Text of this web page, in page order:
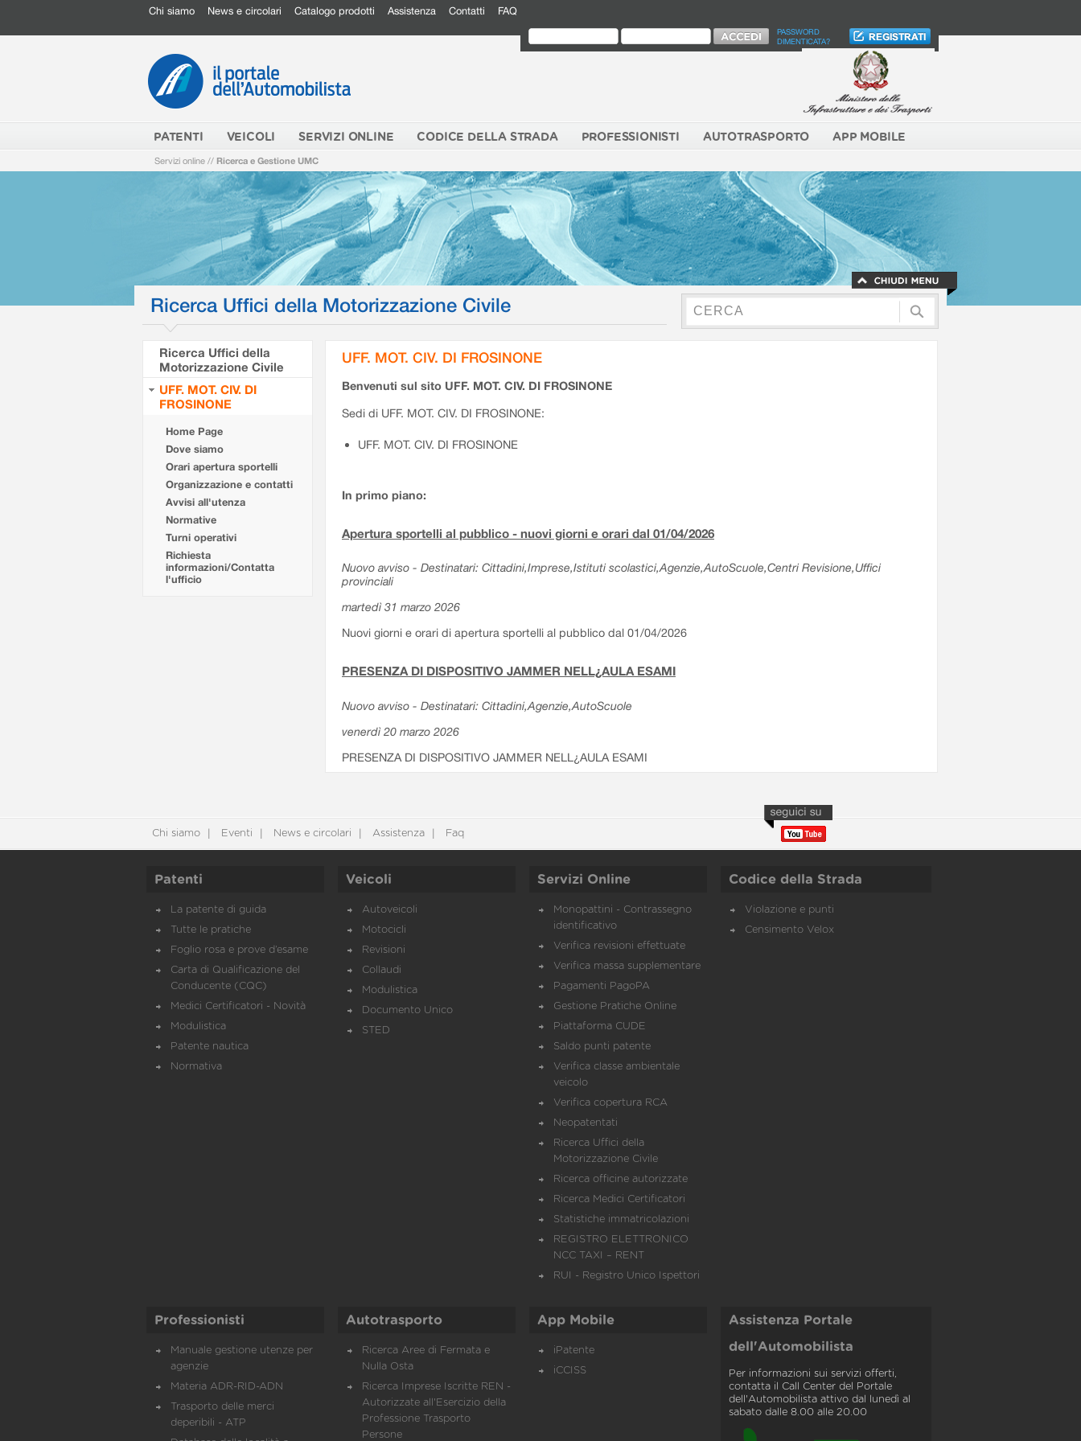
Chi siamo News e circolari Catalogo prodotti Assistenza Contatti FAQ
PASSWORD
DIMENTICATA?
PATENTI VEICOLI SERVIZI ONLINE CODICE DELLA STRADA PROFESSIONISTI AUTOTRASPORTO APP MOBILE
Servizi online // Ricerca e Gestione UMC
Ricerca Uffici della Motorizzazione Civile
Ricerca Uffici della
Motorizzazione Civile
UFF. MOT. CIV. DI
FROSINONE
Home Page
Dove siamo
Orari apertura sportelli
Organizzazione e contatti
Avvisi all'utenza
Normative
Turni operativi
Richiesta
informazioni/Contatta
l'ufficio
UFF. MOT. CIV. DI FROSINONE
Benvenuti sul sito UFF. MOT. CIV. DI FROSINONE
Sedi di UFF. MOT. CIV. DI FROSINONE:
UFF. MOT. CIV. DI FROSINONE
In primo piano:
Apertura sportelli al pubblico - nuovi giorni e orari dal 01/04/2026
Nuovo avviso - Destinatari: Cittadini,Imprese,Istituti scolastici,Agenzie,AutoScuole,Centri Revisione,Uffici
provinciali
martedì 31 marzo 2026
Nuovi giorni e orari di apertura sportelli al pubblico dal 01/04/2026
PRESENZA DI DISPOSITIVO JAMMER NELL¿AULA ESAMI
Nuovo avviso - Destinatari: Cittadini,Agenzie,AutoScuole
venerdì 20 marzo 2026
PRESENZA DI DISPOSITIVO JAMMER NELL¿AULA ESAMI
Chi siamo Eventi News e circolari Assistenza Faq
Patenti
La patente di guida
Tutte le pratiche
Foglio rosa e prove d’esame
Carta di Qualificazione del
Conducente (CQC)
Medici Certificatori - Novità
Modulistica
Patente nautica
Normativa
Veicoli
Autoveicoli
Motocicli
Revisioni
Collaudi
Modulistica
Documento Unico
STED
Servizi Online
Monopattini - Contrassegno
identificativo
Verifica revisioni effettuate
Verifica massa supplementare
Pagamenti PagoPA
Gestione Pratiche Online
Piattaforma CUDE
Saldo punti patente
Verifica classe ambientale
veicolo
Verifica copertura RCA
Neopatentati
Ricerca Uffici della
Motorizzazione Civile
Ricerca officine autorizzate
Ricerca Medici Certificatori
Statistiche immatricolazioni
REGISTRO ELETTRONICO
NCC TAXI – RENT
RUI - Registro Unico Ispettori
Codice della Strada
Violazione e punti
Censimento Velox
Professionisti
Manuale gestione utenze per
agenzie
Materia ADR-RID-ADN
Trasporto delle merci
deperibili - ATP
Autotrasporto
Ricerca Aree di Fermata e
Nulla Osta
Ricerca Imprese Iscritte REN -
Autorizzate all'Esercizio della
Professione Trasporto
Persone
App Mobile
iPatente
iCCISS
Assistenza Portale
dell'Automobilista
Per informazioni sui servizi offerti,
contatta il Call Center del Portale
dell'Automobilista attivo dal lunedì al
sabato dalle 8.00 alle 20.00